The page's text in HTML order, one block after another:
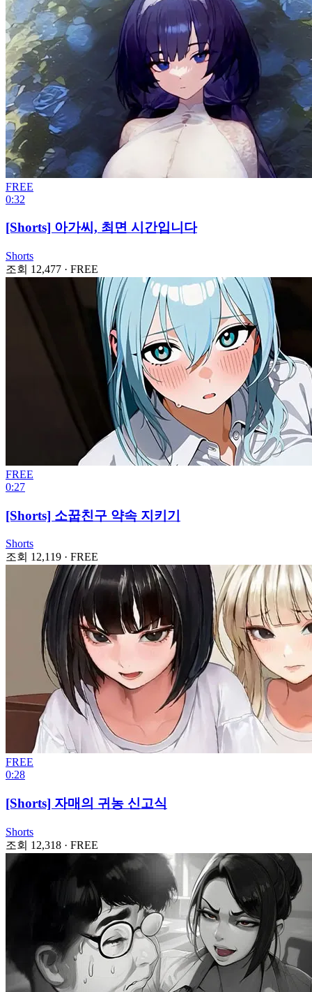
FREE
0:32
[Shorts] 아가씨, 최면 시간입니다
Shorts
조회 12,477 · FREE
FREE
0:27
[Shorts] 소꿉친구 약속 지키기
Shorts
조회 12,119 · FREE
FREE
0:28
[Shorts] 자매의 귀농 신고식
Shorts
조회 12,318 · FREE